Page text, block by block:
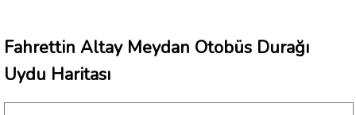
Fahrettin Altay Meydan Otobüs Durağı
Uydu Haritası